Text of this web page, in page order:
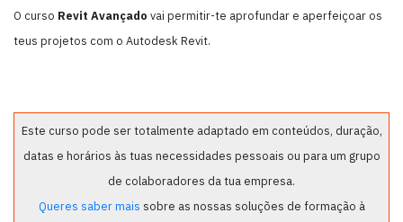
O curso Revit Avançado vai permitir-te aprofundar e aperfeiçoar os
teus projetos com o Autodesk Revit.
Este curso pode ser totalmente adaptado em conteúdos, duração,
datas e horários às tuas necessidades pessoais ou para um grupo
de colaboradores da tua empresa.
Queres saber mais sobre as nossas soluções de formação à